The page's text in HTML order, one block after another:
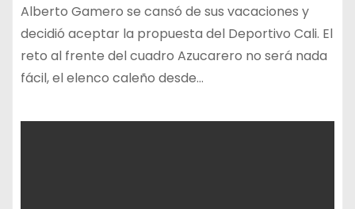
Alberto Gamero se cansó de sus vacaciones y
decidió aceptar la propuesta del Deportivo Cali. El
reto al frente del cuadro Azucarero no será nada
fácil, el elenco caleño desde…